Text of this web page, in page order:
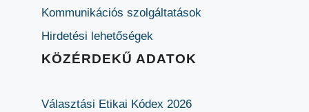
Kommunikációs szolgáltatások
Hirdetési lehetőségek
KÖZÉRDEKŰ ADATOK
Választási Etikai Kódex 2026